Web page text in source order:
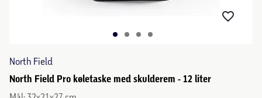
North Field
North Field Pro køletaske med skulderem - 12 liter